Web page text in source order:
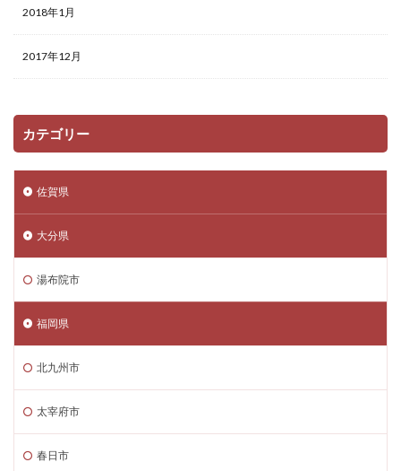
2018年1月
2017年12月
カテゴリー
佐賀県
大分県
湯布院市
福岡県
北九州市
太宰府市
春日市